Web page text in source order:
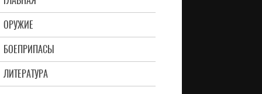
ОРУЖИЕ
БОЕПРИПАСЫ
ЛИТЕРАТУРА